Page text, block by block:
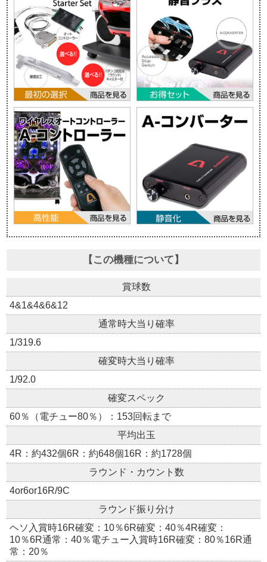
【この機種について】
賞球数
4&1&4&6&12
通常時大当り確率
1/319.6
確変時大当り確率
1/92.0
確変スペック
60％（電チュー80％）：153回転まで
平均出玉
4R：約432個6R：約648個16R：約1728個
ラウンド・カウント数
4or6or16R/9C
ラウンド振り分け
ヘソ入賞時16R確変：10％6R確変：40％4R確変：
10％6R通常：40％電チュー入賞時16R確変：80％16R通
常：20％